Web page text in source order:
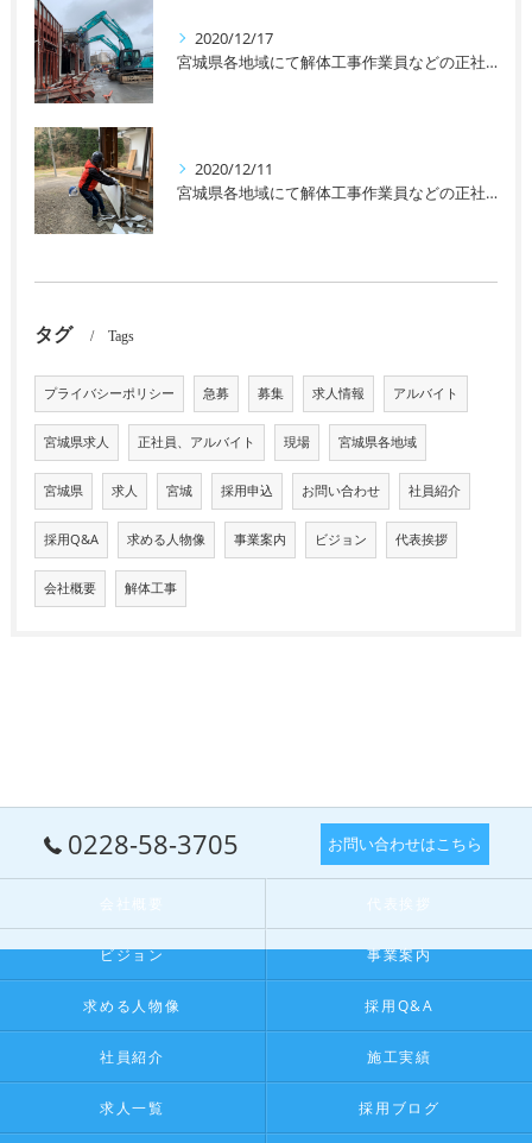
2020/12/17
宮城県各地域にて解体工事作業員などの正社員、アルバイトなどを募集しております！未経験者の方や女性の方も大歓迎です！
2020/12/11
宮城県各地域にて解体工事作業員などの正社員、アルバイトなどを募集しております！未経験者の方や女性の方も大歓迎です！
タグ Tags
プライバシーポリシー 急募 募集 求人情報 アルバイト
宮城県求人 正社員、アルバイト 現場 宮城県各地域
宮城県 求人 宮城 採用申込 お問い合わせ 社員紹介
採用Q&A 求める人物像 事業案内 ビジョン 代表挨拶
会社概要 解体工事
0228-58-3705 お問い合わせはこちら
会社概要 代表挨拶
ビジョン 事業案内
求める人物像 採用Q&A
社員紹介 施工実績
求人一覧 採用ブログ